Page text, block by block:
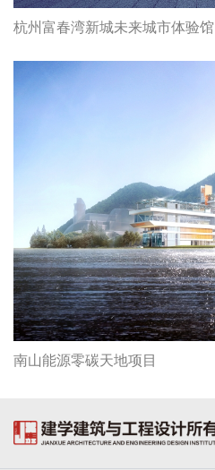
杭州富春湾新城未来城市体验馆
南山能源零碳天地项目